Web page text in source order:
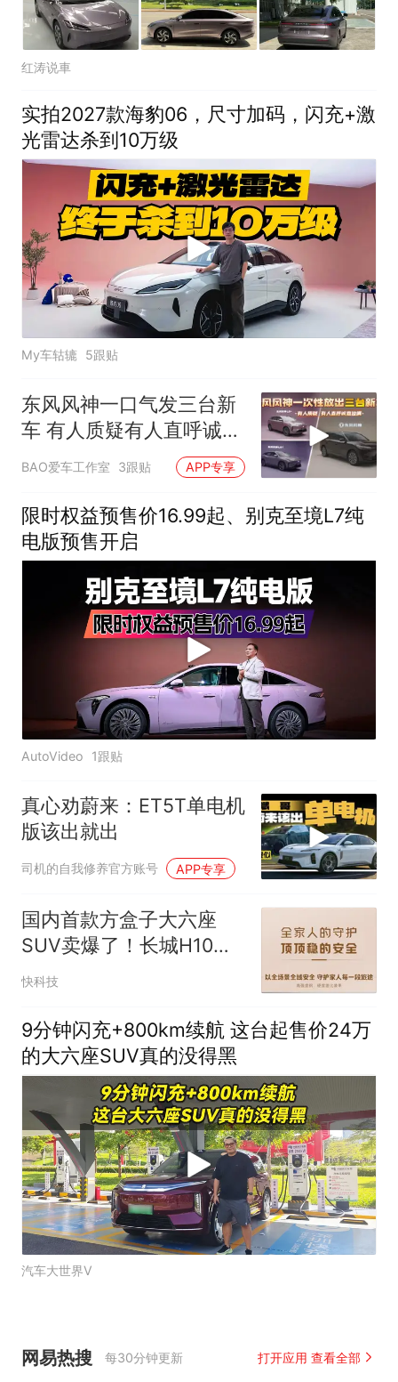
红涛说車
实拍2027款海豹06，尺寸加码，闪充+激
光雷达杀到10万级
My车轱辘 5跟贴
东风风神一口气发三台新
车 有人质疑有人直呼诚意
拉满
BAO爱车工作室 3跟贴 APP专享
限时权益预售价16.99起、别克至境L7纯
电版预售开启
AutoVideo 1跟贴
真心劝蔚来：ET5T单电机
版该出就出
司机的自我修养官方账号 APP专享
国内首款方盒子大六座
SUV卖爆了！长城H10上
市24小时大定破31826台
快科技
9分钟闪充+800km续航 这台起售价24万
的大六座SUV真的没得黑
汽车大世界V
网易热搜 每30分钟更新 打开应用 查看全部